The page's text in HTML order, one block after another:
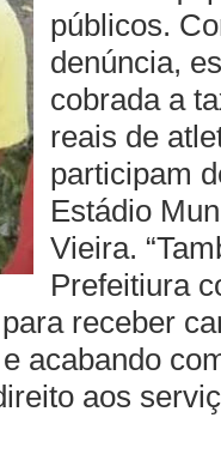
públicos.
denúncia,
cobrada a
reais de
participam
Estádio
Vieira.
Prefeitiura
receber
acabando
aos